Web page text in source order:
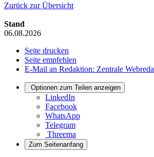
Zurück zur Übersicht
Stand
06.08.2026
Seite drucken
Seite empfehlen
E-Mail an Redaktion: Zentrale
Optionen zum Teilen anzeigen
LinkedIn
Facebook
WhatsApp
Telegram
Threema
Zum Seitenanfang